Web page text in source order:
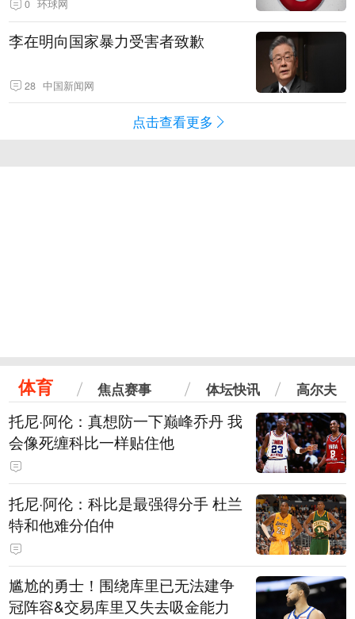
0 环球网
李在明向国家暴力受害者致歉
28 中国新闻网
点击查看更多
体育 焦点赛事 体坛快讯 高尔夫
托尼·阿伦：真想防一下巅峰乔丹 我
会像死缠科比一样贴住他
托尼·阿伦：科比是最强得分手 杜兰
特和他难分伯仲
尴尬的勇士！围绕库里已无法建争
冠阵容&交易库里又失去吸金能力